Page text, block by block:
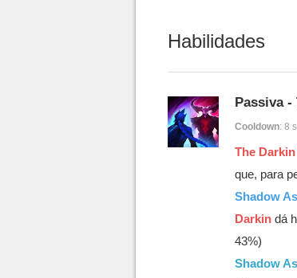
Habilidades
Passiva
Cooldown: 8
The
que, para
Shadow
Darkindá
43%)
Shadow